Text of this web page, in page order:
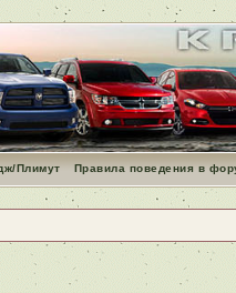
Плимут Правила поведения в